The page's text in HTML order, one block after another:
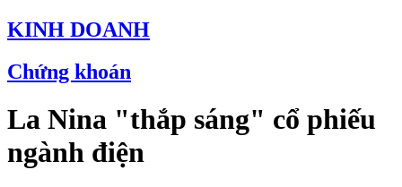
KINH DOANH
Chứng khoán
La Nina "thắp sáng" cổ phiếu
ngành điện